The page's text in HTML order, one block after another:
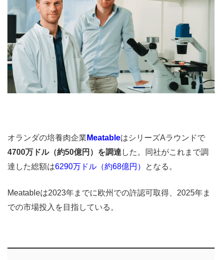
オランダの培養肉企業 MeatableはシリーズAラウンドで
4700万ドル（約50億円）を調達 した。同社がこれまで調
達した総額は6290万ドル（約68億円） となる。
Meatableは2023年までに欧州での許認可取得、2025年ま
での市場投入を目指している。